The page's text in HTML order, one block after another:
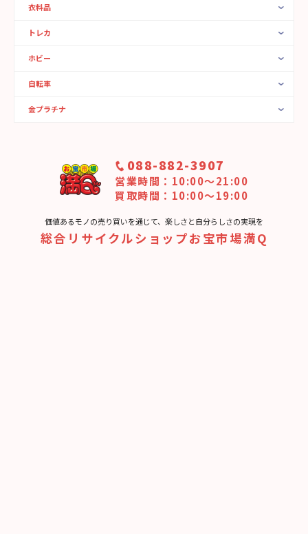
衣料品
トレカ
ホビー
自転車
金プラチナ
088-882-3907
営業時間：10:00〜21:00
買取時間：10:00～19:00
価値あるモノの売り買いを通じて、楽しさと⾃分らしさの実現を
総合リサイクルショップお宝市場満Q